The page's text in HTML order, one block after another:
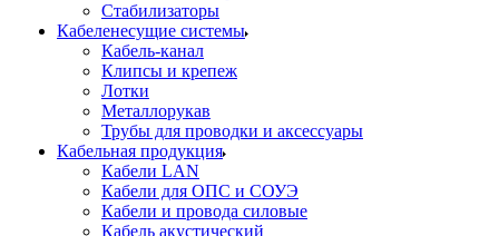
Стабилизаторы
Кабеленесущие системы
Кабель-канал
Клипсы и крепеж
Лотки
Металлорукав
Трубы для проводки и аксессуары
Кабельная продукция
Кабели LAN
Кабели для ОПС и СОУЭ
Кабели и провода силовые
Кабель акустический